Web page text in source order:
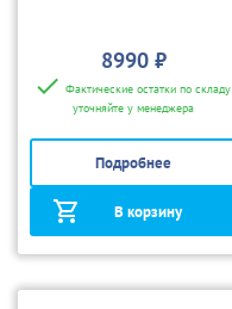
8990 ₽
Фактические остатки по складу
уточняйте у менеджера
Подробнее
В корзину